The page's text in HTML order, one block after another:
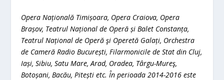
Opera Națională Timișoara, Opera Craiova, Opera
Brașov, Teatrul Național de Operă și Balet Constanța,
Teatrul Național de Operă şi Operetă Galați, Orchestra
de Cameră Radio București, Filarmonicile de Stat din Cluj,
Iași, Sibiu, Satu Mare, Arad, Oradea, Târgu-Mureş,
Botoșani, Bacău, Pitești etc. În perioada 2014-2016 este